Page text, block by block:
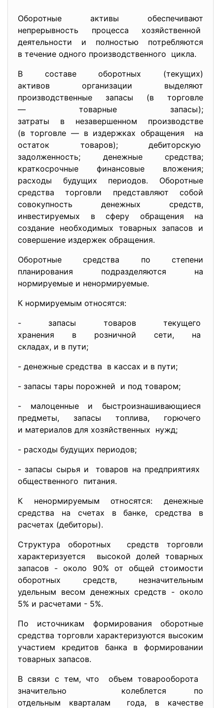
Оборотные активы обеспечивают
непрерывность процесса хозяйственной
деятельности и полностью потребляются
в течение одного производственного цикла.
В составе оборотных (текущих)
активов организации выделяют
производственные запасы (в торговле
— товарные запасы);
затраты в незавершенном производстве
(в торговле — в издержках обращения на
остаток товаров); дебиторскую
задолженность; денежные средства;
краткосрочные финансовые вложения;
расходы будущих периодов. Оборотные
средства торговли представляют собой
совокупность денежных средств,
инвестируемых в сферу обращения на
создание необходимых товарных запасов и
совершение издержек обращения.
Оборотные средства по степени
планирования подразделяются на
нормируемые и ненормируемые.
К нормируемым относятся:
- запасы товаров текущего
хранения в розничной сети, на
складах, и в пути;
- денежные средства в кассах и в пути;
- запасы тары порожней и под товаром;
- малоценные и быстроизнашивающиеся
предметы, запасы топлива, горючего
и материалов для хозяйственных нужд;
- расходы будущих периодов;
- запасы сырья и товаров на предприятиях
общественного питания.
К ненормируемым относятся: денежные
средства на счетах в банке, средства в
расчетах (дебиторы).
Структура оборотных средств торговли
характеризуется высокой долей товарных
запасов - около 90% от общей стоимости
оборотных средств, незначительным
удельным весом денежных средств - около
5% и расчетами - 5%.
По источникам формирования оборотные
средства торговли характеризуются высоким
участием кредитов банка в формировании
товарных запасов.
В связи с тем, что объем товарооборота
значительно колеблется по
отдельным кварталам года, в качестве